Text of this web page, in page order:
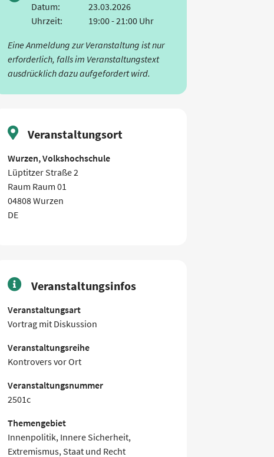
Datum:
23.03.2026
Uhrzeit:
19:00 - 21:00 Uhr
Eine Anmeldung zur Veranstaltung ist nur
erforderlich, falls im Veranstaltungstext
ausdrücklich dazu aufgefordert wird.
Veranstaltungsort
Wurzen, Volkshochschule
Lüptitzer Straße 2
Raum Raum 01
04808 Wurzen
DE
Veranstaltungsinfos
Veranstaltungsart
Vortrag mit Diskussion
Veranstaltungsreihe
Kontrovers vor Ort
Veranstaltungsnummer
2501c
Themengebiet
Innenpolitik, Innere Sicherheit,
Extremismus, Staat und Recht